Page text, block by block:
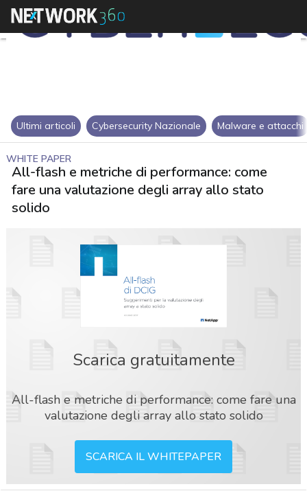
Ultimi articoli Cybersecurity Nazionale Malware e attacchi
WHITE PAPER
All-flash e metriche di performance: come
fare una valutazione degli array allo stato
solido
Scarica gratuitamente
All-flash e metriche di performance: come fare una
valutazione degli array allo stato solido
SCARICA IL WHITEPAPER